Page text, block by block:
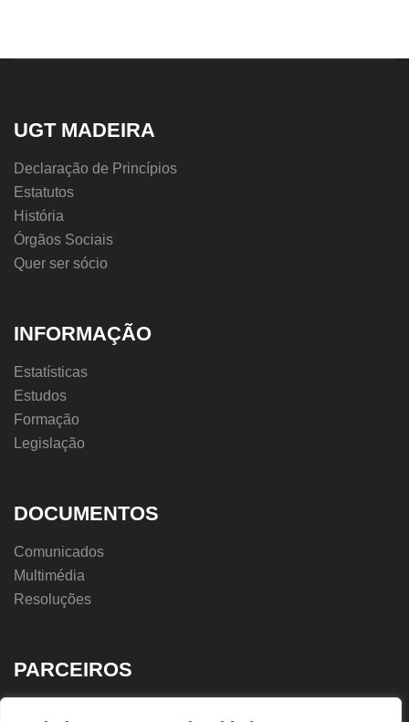
UGT MADEIRA
Declaração de Princípios
Estatutos
História
Órgãos Sociais
Quer ser sócio
INFORMAÇÃO
Estatísticas
Estudos
Formação
Legislação
DOCUMENTOS
Comunicados
Multimédia
Resoluções
PARCEIROS